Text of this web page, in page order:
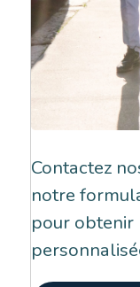
Contactez
notre
pour obtenir